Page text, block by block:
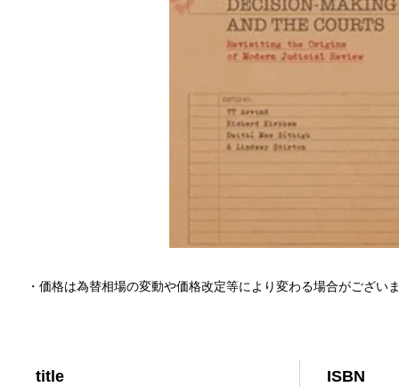
title ISBN
・価格は為替相場の変動や価格改定等により変わる場合がござい